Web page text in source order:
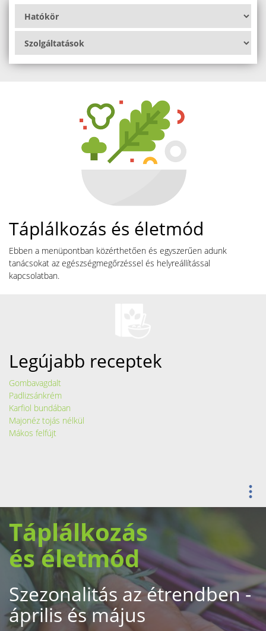
Táplálkozás és életmód
Ebben a menüpontban közérthetően és egyszerűen adunk
tanácsokat az egészségmegőrzéssel és helyreállítással
kapcsolatban.
Legújabb receptek
Gombavagdalt
Padlizsánkrém
Karfiol bundában
Majonéz tojás nélkül
Mákos felfújt
Táplálkozás
és életmód
Szezonalitás az étrendben -
április és május